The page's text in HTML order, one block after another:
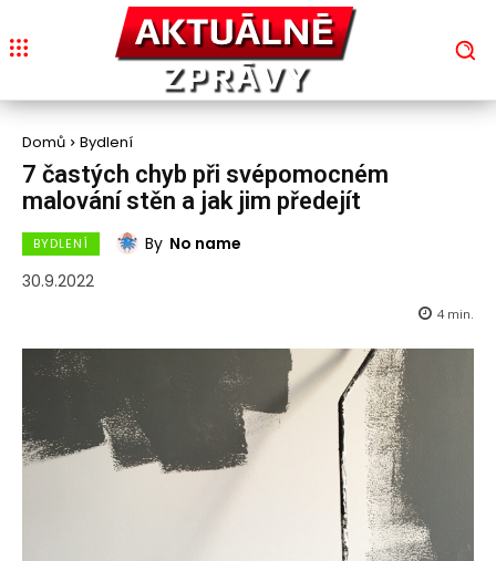
Domů Bydlení
7 častých chyb při svépomocném
malování stěn a jak jim předejít
BYDLENÍ By No name
30.9.2022
4 min.